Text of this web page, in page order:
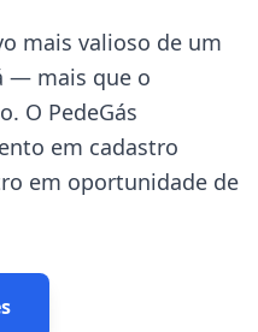
mais valioso de um
— mais que o
O PedeGás
em cadastro
em oportunidade de